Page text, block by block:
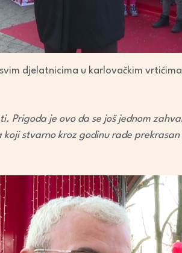
djelatnicima u karlovačkim
Prigoda je ovo da se još jednom
stvarno kroz godinu rade prekrasan